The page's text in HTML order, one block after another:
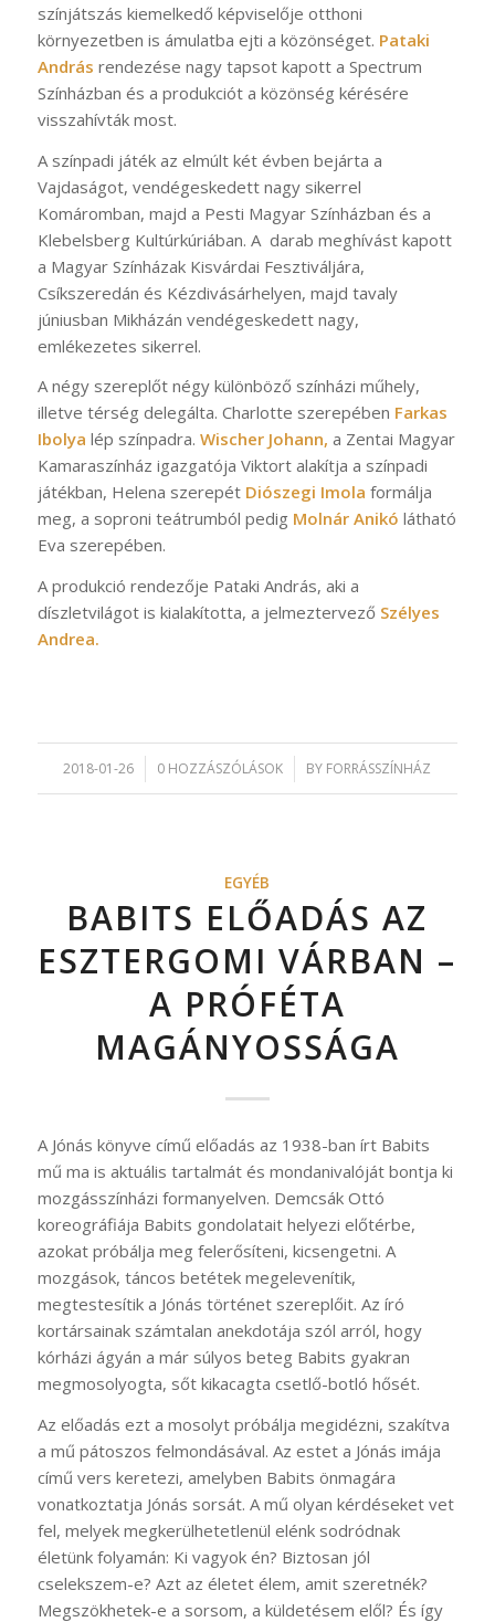
színjátszás kiemelkedő képviselője otthoni
környezetben is ámulatba ejti a közönséget. Pataki
András rendezése nagy tapsot kapott a Spectrum
Színházban és a produkciót a közönség kérésére
visszahívták most.
A színpadi játék az elmúlt két évben bejárta a
Vajdaságot, vendégeskedett nagy sikerrel
Komáromban, majd a Pesti Magyar Színházban és a
Klebelsberg Kultúrkúriában. A darab meghívást kapott
a Magyar Színházak Kisvárdai Fesztiváljára,
Csíkszeredán és Kézdivásárhelyen, majd tavaly
júniusban Mikházán vendégeskedett nagy,
emlékezetes sikerrel.
A négy szereplőt négy különböző színházi műhely,
illetve térség delegálta. Charlotte szerepében Farkas
Ibolya lép színpadra. Wischer Johann, a Zentai Magyar
Kamaraszínház igazgatója Viktort alakítja a színpadi
játékban, Helena szerepétDiószegi Imola formálja
meg, a soproni teátrumból pedig Molnár Anikó látható
Eva szerepében.
A produkció rendezője Pataki András, aki a
díszletvilágot is kialakította, a jelmeztervezőSzélyes
Andrea.
2018-01-26
/ 0 HOZZÁSZÓLÁSOK
/ BY FORRÁSSZÍNHÁZ
EGYÉB
BABITS ELŐADÁS AZ
ESZTERGOMI VÁRBAN –
A PRÓFÉTA
MAGÁNYOSSÁGA
A Jónás könyve című előadás az 1938-ban írt Babits
mű ma is aktuális tartalmát és mondanivalóját bontja ki
mozgásszínházi formanyelven. Demcsák Ottó
koreográfiája Babits gondolatait helyezi előtérbe,
azokat próbálja meg felerősíteni, kicsengetni. A
mozgások, táncos betétek megelevenítik,
megtestesítik a Jónás történet szereplőit. Az író
kortársainak számtalan anekdotája szól arról, hogy
kórházi ágyán a már súlyos beteg Babits gyakran
megmosolyogta, sőt kikacagta csetlő-botló hősét.
Az előadás ezt a mosolyt próbálja megidézni, szakítva
a mű pátoszos felmondásával. Az estet a Jónás imája
című vers keretezi, amelyben Babits önmagára
vonatkoztatja Jónás sorsát. A mű olyan kérdéseket vet
fel, melyek megkerülhetetlenül elénk sodródnak
életünk folyamán: Ki vagyok én? Biztosan jól
cselekszem-e? Azt az életet élem, amit szeretnék?
Megszökhetek-e a sorsom, a küldetésem elől? És így